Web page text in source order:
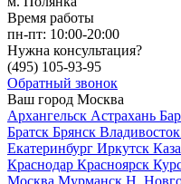
Время работы
пн-пт: 10:00-20:00
Нужна консультация?
(495) 105-93-95
Обратный звонок
Ваш город Москва
Архангельск Астрахань
Братск Брянск Владивосток
Екатеринбург Иркутск
Краснодар Красноярск
Москва Мурманск Н.